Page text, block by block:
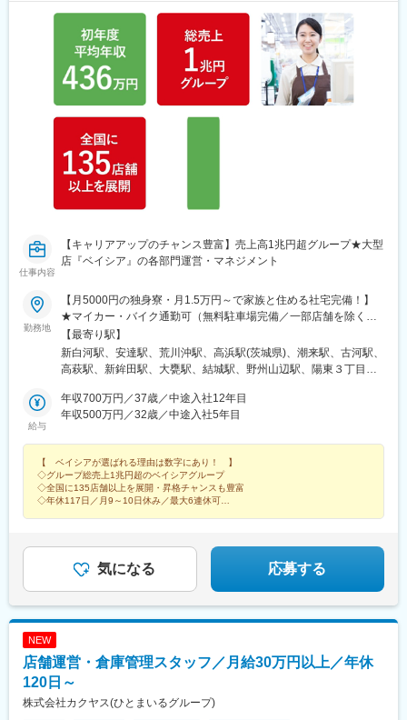
仕事内容
【キャリアアップのチャンス豊富】売上高1兆円超グループ★大型
店『ベイシア』の各部門運営・マネジメント
勤務地
【月5000円の独身寮・月1.5万円～で家族と住める社宅完備！】
★マイカー・バイク通勤可（無料駐車場完備／一部店舗を除く）
★東北・関東・北信越・東海・関西エリアの各店舗★将来的にエ
リア社員制度あり※勤務地は、希望を考慮して決定します※勤務地
の詳細はHPからもご確認いただけます＜東北エリア＞福島県（2
馬県（38店舗）、埼玉県（23店舗）、千葉県（23店舗）、東京都
（1店舗）、神奈川県（1店舗）、山梨県（3店舗）＜東海エリア
越エリア＞新潟県（2店舗）、長野県（6店舗）＜関西エリア＞滋
賀県（2店舗）＼＼嬉しい制度を完備★／／★帰省旅費制度1カ月
1回を上限に、年6～12回まで帰省旅費を実費で補助。気兼ねなく
拠点地に帰れるよう採用された制度です。★エリア社員制度入社8
います。※受動喫煙対策：オフィス内禁煙・分煙
【最寄り駅】
新白河駅、安達駅、荒川沖駅、高浜駅(茨城県)、潮来駅、古河駅、
高萩駅、新鉾田駅、大甕駅、結城駅、野州山辺駅、陽東３丁目
木県)、下今市駅、七井駅、真岡駅、矢板駅、安中駅、磯部駅(群馬
県)、伊勢崎駅、国定駅、新伊勢崎駅、多々良駅、西小泉駅、木崎
七日市駅、沼田駅、群馬原町駅、群馬総社駅、大胡駅、片貝駅、
前橋大島駅、井野駅(群馬県)、中央前橋駅、駒形駅、樋越駅、前橋
駅、赤城駅、上毛高原駅、伊奈中央駅、越生駅、栗橋駅、神保原
駅、鶴ケ島駅、持田駅、笠幡駅、明覚駅、森林公園駅(埼玉県)、新
駅、明戸駅、児玉駅、鴻巣駅、飯岡駅、旭駅(千葉県)、三門駅、八
幡宿駅、千葉ニュータウン中央駅、大網駅、勝浦駅、小見川駅、
安房鴨川駅、巌根駅、佐倉駅、芝山千代田駅、八日市場駅、おゆ
駅、藤枝駅、六合駅、三河鹿島駅、常滑駅、多屋駅、公園西駅、
稲永駅、黒笹駅、豊栄駅、春日山駅、屋代駅、テクノさかき駅、
田中駅、飯山駅、豊科駅、佐久平駅、彦根駅、三雲駅、宇都宮大
学陽東キャンパス駅、今市駅、上泉駅、大間々駅、新津田沼駅、
給与
年収700万円／37歳／中途入社12年目
年収500万円／32歳／中途入社5年目
【 ベイシアが選ばれる理由は数字にあり！ 】
◇グループ総売上1兆円超のベイシアグループ
◇全国に135店舗以上を展開・昇格チャンスも豊富
◇年休117日／月9～10日休み／最大6連休可
気になる 応募する
NEW
店舗運営・倉庫管理スタッフ／月給30万円以上／年休
120日～
株式会社カクヤス(ひとまいるグループ)